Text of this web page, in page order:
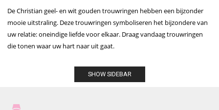
De Christian geel- en wit gouden trouwringen hebben een bijzonder
mooie uitstraling. Deze trouwringen symboliseren het bijzondere van
uw relatie: oneindige liefde voor elkaar. Draag vandaag trouwringen
die tonen waar uw hart naar uit gaat.
SHOW SIDEBAR